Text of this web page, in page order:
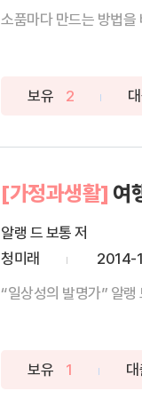
소품마다 만드는 방법을
보유 2
[가정과생활] 여
알랭 드 보통 저
청미래
2014-
“일상성의 발명가” 알
보유 1